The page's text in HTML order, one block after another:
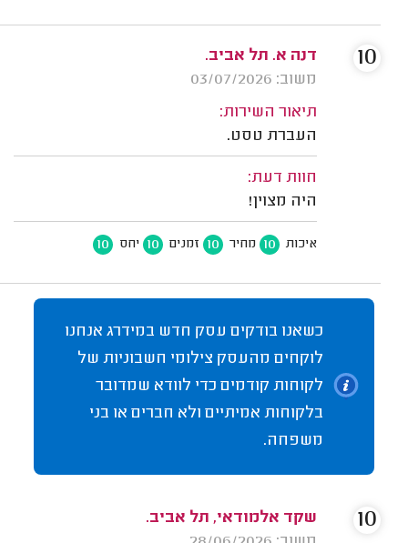
דנה א. תל אביב.
משוב: 03/07/2026
תיאור השירות:
העברת טסט.
חוות דעת:
היה מצוין!
איכות 10 מחיר 10 זמנים 10 יחס 10
10
כשאנו בודקים עסק חדש במידרג אנחנו
לוקחים מהעסק צילומי חשבוניות של
לקוחות קודמים כדי לוודא שמדובר
בלקוחות אמיתיים ולא חברים או בני
משפחה.
שקד אלמודאי, תל אביב.
10